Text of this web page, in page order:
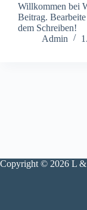
Willkommen bei
Beitrag.
dem Schreiben!
Admin
Copyright © 2026 L